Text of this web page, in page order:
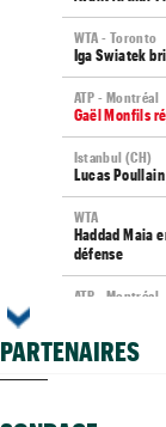
WTA - Toronto
Iga Swiatek
ATP - Montréal
Gaël Monfils
Istanbul (CH)
Lucas
WTA
Haddad Maia
défense
ATP - Montréal
WTA - Toronto
PARTENAIRES